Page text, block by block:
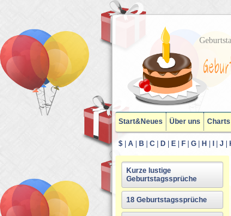
Start&Neues Über uns Charts
$ A B C D E F G H J
Kurze lustige
Geburtstagssprüche
18 Geburtstagssprüche